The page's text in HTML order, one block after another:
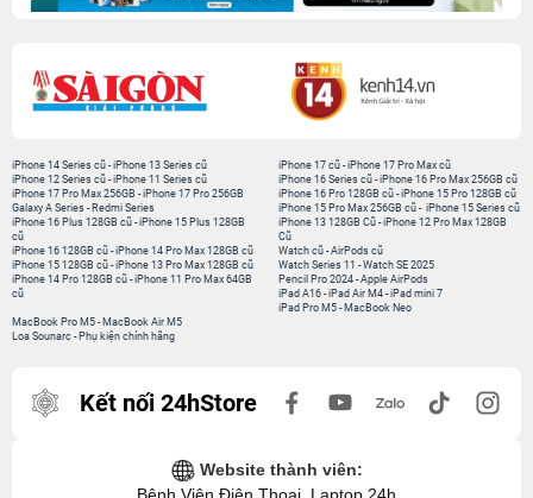
iPhone 14 Series cũ -iPhone 13 Series cũ
iPhone 12 Series cũ -iPhone 11 Series cũ
iPhone 17 Pro Max 256GB -iPhone 17 Pro 256GB
Galaxy A Series - Redmi Series
iPhone 17 cũ -iPhone 17 Pro Max cũ
iPhone 16 Series cũ - iPhone 16 Pro Max 256GB cũ
iPhone 16 Pro 128GB cũ -iPhone 15 Pro 128GB cũ
iPhone 15 Pro Max 256GB cũ - iPhone 15 Series cũ
iPhone 16 Plus 128GB cũ -iPhone 15 Plus 128GB
cũ
iPhone 16 128GB cũ -iPhone 14 Pro Max 128GB cũ
iPhone 15 128GB cũ -iPhone 13 Pro Max 128GB cũ
iPhone 14 Pro 128GB cũ -iPhone 11 Pro Max 64GB
cũ
iPhone 13 128GB Cũ -iPhone 12 Pro Max 128GB
Cũ
Watch cũ -AirPods cũ
Watch Series 11 -Watch SE 2025
Pencil Pro 2024 -Apple AirPods
iPad A16 -iPad Air M4 -iPad mini 7
iPad Pro M5 - MacBook Neo
MacBook Pro M5 - MacBook Air M5
Loa Sounarc - Phụ kiện chính hãng
Kết nối 24hStore
Website thành viên: